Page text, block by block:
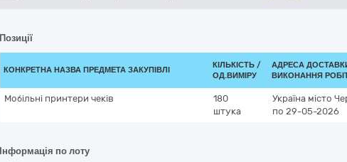
Позиції
КОНКРЕТНА НАЗВА ПРЕДМЕТА ЗАКУПІВЛІ
КІЛЬКІСТЬ /
ОД.ВИМІРУ
АДРЕСА
ВИКОНАННЯ
Мобільні принтери чеків
180
штука
Україна місто
по 29-05-2026
Інформація по лоту